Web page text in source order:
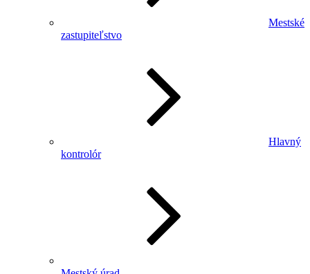
Mestské
zastupiteľstvo
Hlavný
kontrolór